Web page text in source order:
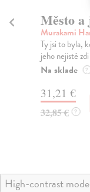
Město a
Murakami
Ty jsi to byla,
jeho nejisté
Na sklade ?
31,21 €
32,85 € ?
High-contrast mode